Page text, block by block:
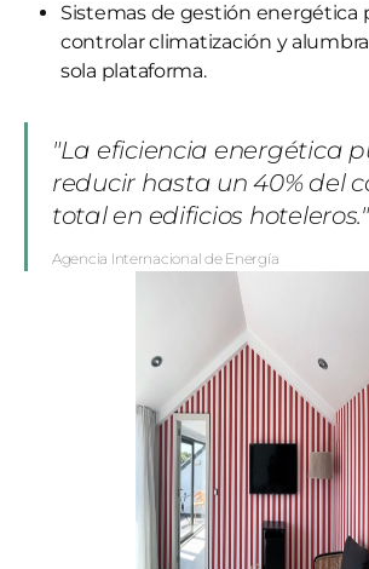
Sistemas de gestión energética
controlar climatización y
sola plataforma.
"La eficiencia energética
reducir hasta un 40% del
total en edificios hoteleros."
Agencia Internacional de Energía